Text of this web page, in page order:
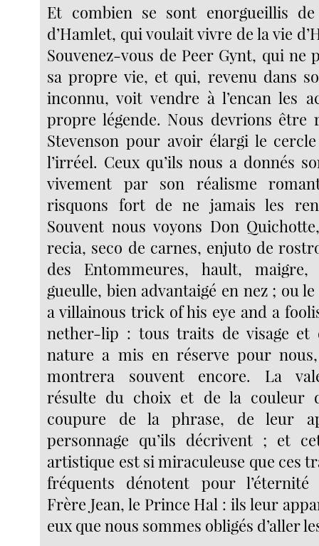
Et combien se sont enorgueillis
d’Hamlet, qui voulait vivre de la vie
Souvenez-vous de Peer Gynt, qui ne
sa propre vie, et qui, revenu dans
inconnu, voit vendre à l’encan les
propre légende. Nous devrions être
Stevenson pour avoir élargi le
l’irréel. Ceux qu’ils nous a donnés
vivement par son réalisme
risquons fort de ne jamais les
Souvent nous voyons Don
recia, seco de carnes, enjuto de
des Entommeures, hault,
gueulle, bien advantaigé en nez ; ou
a villainous trick of his eye and a
nether-lip : tous traits de visage et
nature a mis en réserve pour
montrera souvent encore. La
résulte du choix et de la couleur
coupure de la phrase, de leur
personnage qu’ils décrivent ; et
artistique est si miraculeuse que ces
fréquents dénotent pour l’éternité
Frère Jean, le Prince Hal : ils leur
eux que nous sommes obligés d’aller